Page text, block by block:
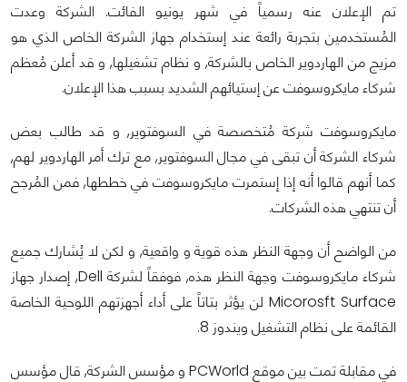
تم الإعلان عنه رسمياً في شهر يونيو الفائت. الشركة وعدت
المُستخدمين بتجربة رائعة عند إستخدام جهاز الشركة الخاص الذي هو
مزيج من الهاردوير الخاص بالشركة, و نظام تشغيلها, و قد أعلن مُعظم
شركاء مايكروسوفت عن إستيائهم الشديد بسبب هذا الإعلان.
مايكروسوفت شركة مُتخصصة في السوفتوير, و قد طالب بعض
شركاء الشركة أن تبقى في مجال السوفتوير, مع ترك أمر الهاردوير لهم,
كما أنهم قالوا أنه إذا إستمرت مايكروسوفت في خططها, فمن المُرجح
أن تنتهي هذه الشركات.
من الواضح أن وجهة النظر هذه قوية و واقعية, و لكن لا يُشارك جميع
شركاء مايكروسوفت وجهة النظر هذه, فوفقاً لشركة Dell, إصدار جهاز
Micorosft Surface لن يؤثر بتاتاً على أداء أجهزتهم اللوحية الخاصة
القائمة على نظام التشغيل ويندوز 8.
في مقابلة تمت بين موقع PCWorld و مؤسس الشركة, قال مؤسس